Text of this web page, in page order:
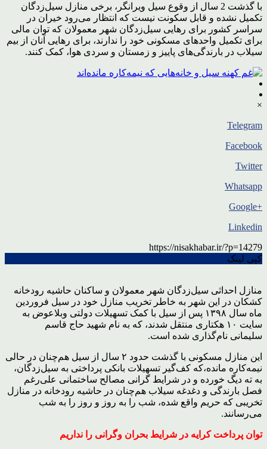
با گذشت 2 سال از وقوع سیل ویرانگر، برخی منازل سیل‌زدگان
تکمیل نشده و قابل سکونت نیست که انتظار می‌رود خیران در
سراسر کشور برای رهایی سیل‌زدگان شهر معمولان که توان مالی
برای تکمیل واحدهای مسکونی خود را ندارند، برای رهایی آنان از بیم
سیلاب در بارندگی‌های پاییز و زمستان و سردی هوا، کمک کنند.
×
Telegram
Facebook
Twitter
Whatsapp
+Google
Linkedin
https://nisakhabar.ir/?p=14279
کپی لینک
منازل احداثی سیل‌زدگان شهر معمولان و ساکنان حاشیه رودخانه
کشکان در این شهر به خاطر تخریب منازل خود در سیل فروردین
ماه سال ۱۳۹۸ پس از سیل با کمک تسهیلات دولتی وبلاعوض به
سایت ۱۰ هکتاری منتقل شدند، که به نام شهید حاج قاسم
سلیمانی نام‌گذاری شده است.
این منازل مسکونی با گذشت حدود ۲ سال از سیل هم‌چنان در حالی
نیمه‌کاره مانده‌،که کف‌گیر تسهیلات بانکی پرداختی به سیل‌زدگان،
به ته دیگ خورده و در شرایط گرانی مصالح ساختمانی علی‌رغم
فصل بارندگی و دغدغه سیلاب هم‌چنان در حاشیه رودخانه در منازل
تخریبی که حریم واقع شده، شب را به روز و روز را به شب
می‌رسانند.
توان پرداخت کرایه در شرایط بحران وگرانی را نداریم